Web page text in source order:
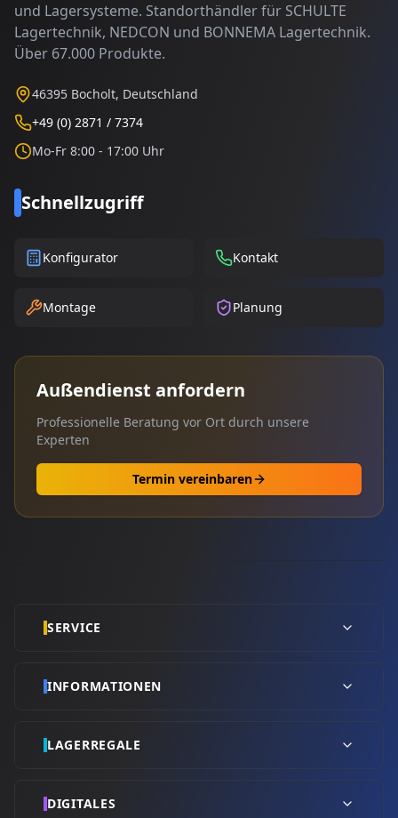
und Lagersysteme. Standorthändler für SCHULTE
Lagertechnik, NEDCON und BONNEMA Lagertechnik.
Über 67.000 Produkte.
46395 Bocholt, Deutschland
+49 (0) 2871 / 7374
Mo-Fr 8:00 - 17:00 Uhr
Schnellzugriff
Konfigurator Kontakt
Montage Planung
Außendienst anfordern
Professionelle Beratung vor Ort durch unsere
Experten
Termin vereinbaren
SERVICE
INFORMATIONEN
LAGERREGALE
DIGITALES